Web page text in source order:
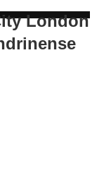
London